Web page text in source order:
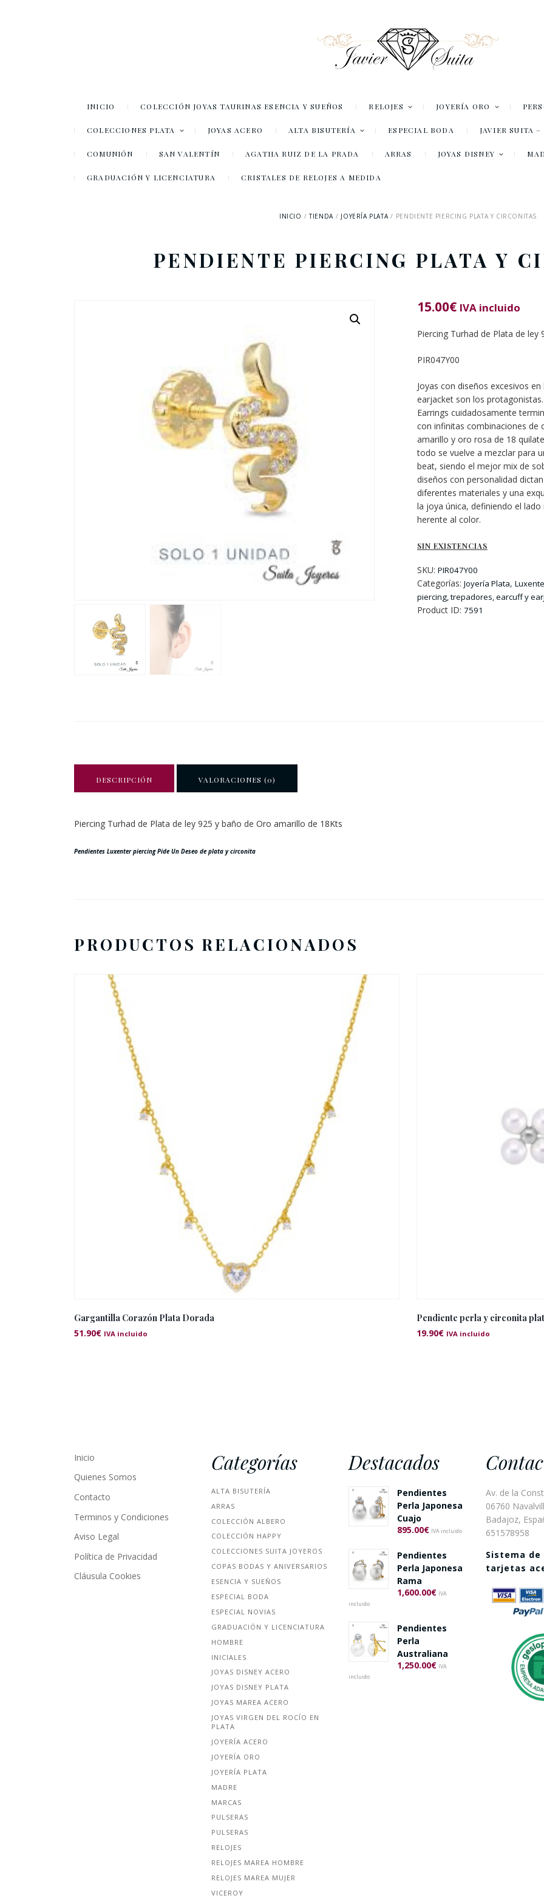
INICIO COLECCIÓN JOYAS TAURINAS ESENCIA Y SUEÑOS RELOJES JOYERÍA ORO
COLECCIONES PLATA JOYAS ACERO ALTA BISUTERÍA ESPECIAL BODA JAVIER SUITA
COMUNIÓN SAN VALENTÍN AGATHA RUIZ DE LA PRADA ARRAS JOYAS DISNEY
GRADUACIÓN Y LICENCIATURA CRISTALES DE RELOJES A MEDIDA
INICIO TIENDA JOYERÍA PLATA PENDIENTE PIERCING PLATA Y CIRCONITAS
PENDIENTE PIERCING PLATA Y
15.00€ IVA incluido
Piercing Turhad de Plata de
PIR047Y00
Joyas con diseños excesivos
earjacket son los
Earrings cuidadosamente
con infinitas combinaciones de
amarillo y oro rosa de 18
todo se vuelve a mezclar para
beat, siendo el mejor mix de
diseños con personalidad
diferentes materiales y una
la joya única, definiendo el
herente al color.
SIN EXISTENCIAS
SKU: PIR047Y00
Categorías: Joyería Plata,
piercing, trepadores, earcuff y
Product ID: 7591
DESCRIPCIÓN VALORACIONES (0)
Piercing Turhad de Plata de ley 925 y baño de Oro amarillo de 18Kts
Pendientes Luxenter piercingPide Un Deseo de plata y circonita
PRODUCTOS RELACIONADOS
Gargantilla Corazón Plata Dorada
51.90€ IVA incluido
Pendiente perla y circonita
19.90€ IVA incluido
Inicio
Quienes Somos
Contacto
Terminos y Condiciones
Aviso Legal
Política de Privacidad
Cláusula Cookies
Categorías
ALTA BISUTERÍA
ARRAS
COLECCIÓN ALBERO
COLECCIÓN HAPPY
COLECCIONES SUITA JOYEROS
COPAS BODAS Y ANIVERSARIOS
ESENCIA Y SUEÑOS
ESPECIAL BODA
ESPECIAL NOVIAS
GRADUACIÓN Y LICENCIATURA
HOMBRE
INICIALES
JOYAS DISNEY ACERO
JOYAS DISNEY PLATA
JOYAS MAREA ACERO
JOYAS VIRGEN DEL ROCÍO EN
PLATA
JOYERÍA ACERO
JOYERÍA ORO
JOYERÍA PLATA
MADRE
MARCAS
PULSERAS
PULSERAS
RELOJES
RELOJES MAREA HOMBRE
RELOJES MAREA MUJER
VICEROY
Destacados
Pendientes
Perla Japonesa
Cuajo
895.00€ IVA incluido
Pendientes
Perla Japonesa
Rama
1,600.00€ IVA
incluido
Pendientes
Perla
Australiana
1,250.00€ IVA
incluido
Av. de la
06760
Badajoz,
651578958
Sistema de
tarjetas